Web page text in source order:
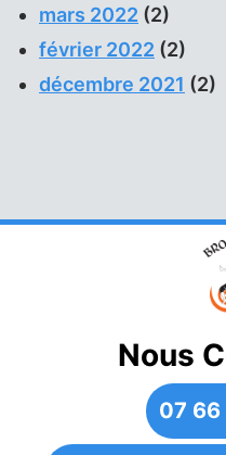
mars 2022 (2)
février 2022 (2)
décembre 2021 (2)
Nous
07